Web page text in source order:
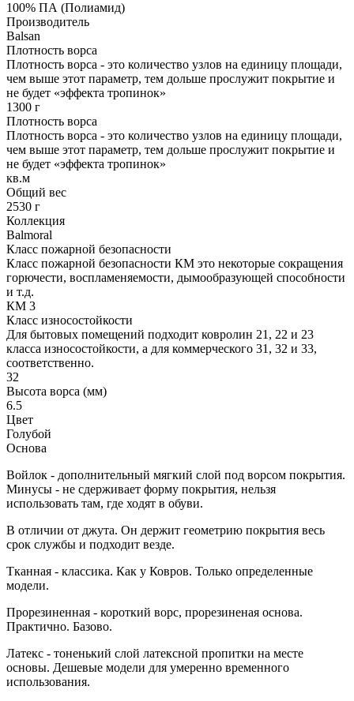
100% ПА (Полиамид)
Производитель
Balsan
Плотность ворса
Плотность ворса - это количество узлов на единицу площади,
чем выше этот параметр, тем дольше прослужит покрытие и
не будет «эффекта тропинок»
1300 г
Плотность ворса
Плотность ворса - это количество узлов на единицу площади,
чем выше этот параметр, тем дольше прослужит покрытие и
не будет «эффекта тропинок»
кв.м
Общий вес
2530 г
Коллекция
Balmoral
Класс пожарной безопасности
Класс пожарной безопасности КМ это некоторые сокращения
горючести, воспламеняемости, дымообразующей способности
и т.д.
КМ 3
Класс износостойкости
Для бытовых помещений подходит ковролин 21, 22 и 23
класса износостойкости, а для коммерческого 31, 32 и 33,
соответственно.
32
Высота ворса (мм)
6.5
Цвет
Голубой
Основа
Войлок - дополнительный мягкий слой под ворсом покрытия.
Минусы - не сдерживает форму покрытия, нельзя
использовать там, где ходят в обуви.
В отличии от джута. Он держит геометрию покрытия весь
срок службы и подходит везде.
Тканная - классика. Как у Ковров. Только определенные
модели.
Прорезиненная - короткий ворс, прорезиненая основа.
Практично. Базово.
Латекс - тоненький слой латексной пропитки на месте
основы. Дешевые модели для умеренно временного
использования.